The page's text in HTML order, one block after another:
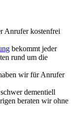
Anrufer kostenfrei
bekommt jeder
rund um die
wir für Anrufer
dementiell
beraten wir ohne